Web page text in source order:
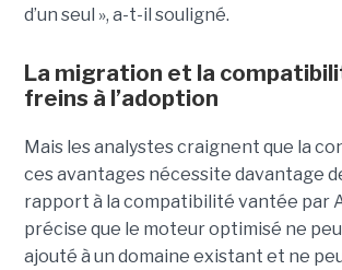
d’un seul », a-t-il souligné.
La migration et la
freins à l’adoption
Mais les analystes craignent que la
ces avantages nécessite davantage
rapport à la compatibilité vantée par
précise que le moteur optimisé ne
ajouté à un domaine existant et ne